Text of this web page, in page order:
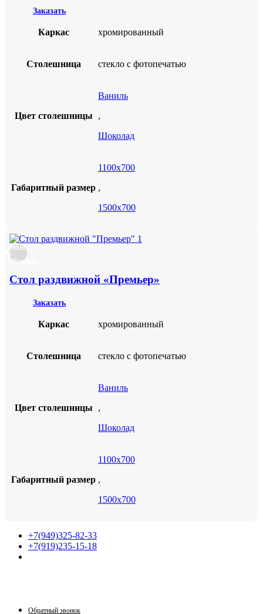
Заказать
Каркас хромированный
Столешница стекло с фотопечатью
Цвет столешницы
Ваниль
,
Шоколад
Габаритный размер
1100х700
,
1500х700
Добавить
в
избранное
Стол раздвижной «Премьер»
Заказать
Каркас хромированный
Столешница стекло с фотопечатью
Цвет столешницы
Ваниль
,
Шоколад
Габаритный размер
1100х700
,
1500х700
+7(949)325-82-33
+7(919)235-15-18
Обратный звонок